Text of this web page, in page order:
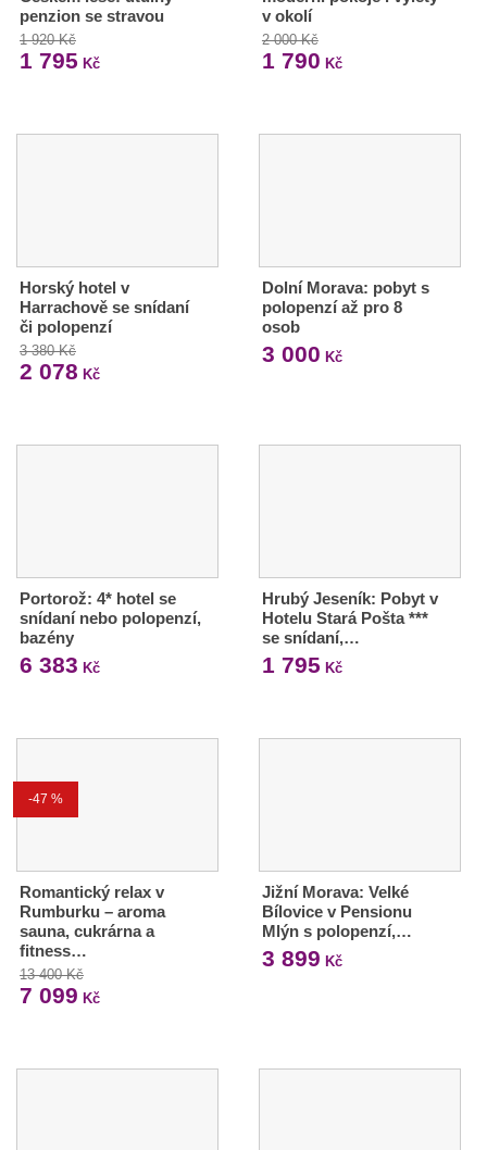
penzion se stravou
1 920 Kč
1 795 Kč
v okolí
2 000 Kč
1 790 Kč
Horský hotel v
Harrachově se snídaní
či polopenzí
3 380 Kč
2 078 Kč
Dolní Morava: pobyt s
polopenzí až pro 8
osob
3 000 Kč
Portorož: 4* hotel se
snídaní nebo polopenzí,
bazény
6 383 Kč
Hrubý Jeseník: Pobyt v
Hotelu Stará Pošta ***
se snídaní,…
1 795 Kč
-47 %
Romantický relax v
Rumburku – aroma
sauna, cukrárna a
fitness…
13 400 Kč
7 099 Kč
Jižní Morava: Velké
Bílovice v Pensionu
Mlýn s polopenzí,…
3 899 Kč